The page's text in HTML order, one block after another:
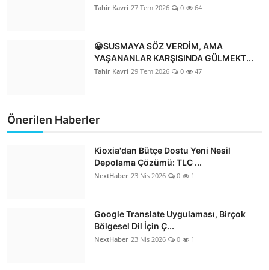
Tahir Kavri 27 Tem 2026 0 64
😀SUSMAYA SÖZ VERDİM, AMA
YAŞANANLAR KARŞISINDA GÜLMEKT...
Tahir Kavri 29 Tem 2026 0 47
Önerilen Haberler
Kioxia'dan Bütçe Dostu Yeni Nesil
Depolama Çözümü: TLC ...
NextHaber 23 Nis 2026 0 1
Google Translate Uygulaması, Birçok
Bölgesel Dil İçin Ç...
NextHaber 23 Nis 2026 0 1